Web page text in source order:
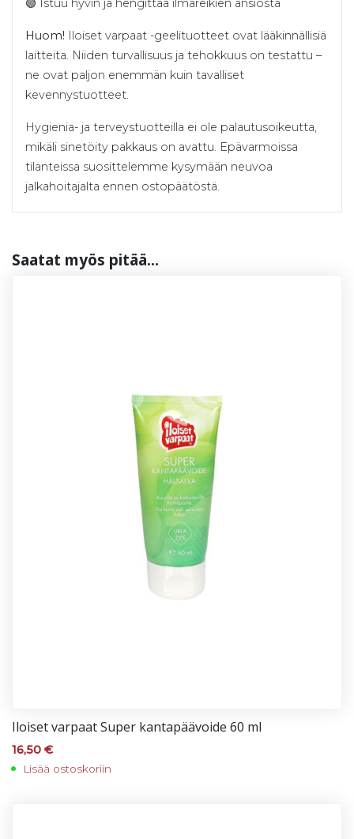
🟢 Istuu hyvin ja hengittää ilmareikien ansiosta
Huom! Iloiset varpaat -geelituotteet ovat lääkinnällisiä
laitteita. Niiden turvallisuus ja tehokkuus on testattu –
ne ovat paljon enemmän kuin tavalliset
kevennystuotteet.
Hygienia- ja terveystuotteilla ei ole palautusoikeutta,
mikäli sinetöity pakkaus on avattu. Epävarmoissa
tilanteissa suosittelemme kysymään neuvoa
jalkahoitajalta ennen ostopäätöstä.
Saa­tat myös pi­tää...
Iloi­set var­paat Su­per kan­ta­pää­voi­de 60 ml
16,50 €
Lisää ostoskoriin